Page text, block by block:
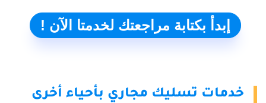
إبدأ بكتابة مراجعتك لخدمتا الآن !
خدمات تسليك مجاري بأحياء أخرى